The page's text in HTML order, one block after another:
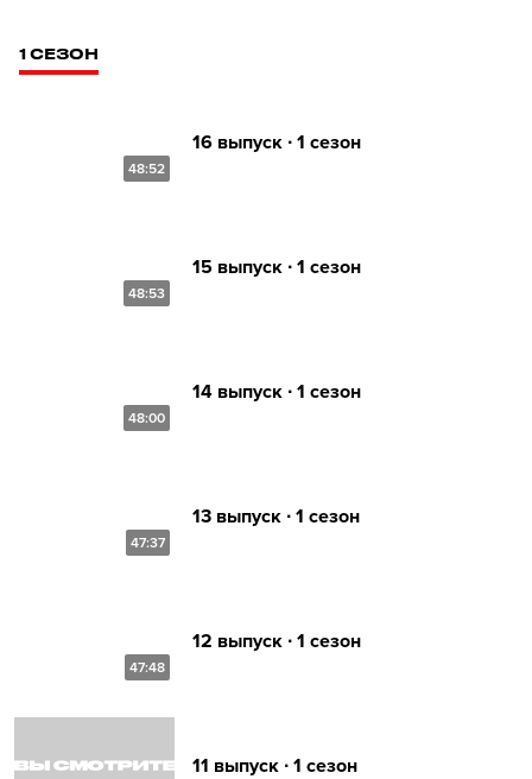
1 СЕЗОН
48:52
16 выпуск ∙ 1 сезон
48:53
15 выпуск ∙ 1 сезон
48:00
14 выпуск ∙ 1 сезон
47:37
13 выпуск ∙ 1 сезон
47:48
12 выпуск ∙ 1 сезон
11 выпуск ∙ 1 сезон